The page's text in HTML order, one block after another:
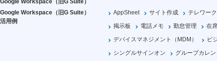
Google Workspace（旧G Suite）
Google Workspace（旧G Suite）
活用例
AppSheet サイト作成
テレワーク
掲示板
電話メモ 勤怠管理
在
デバイスマネジメント（MDM）
ビ
シングルサインオン
グループカレ